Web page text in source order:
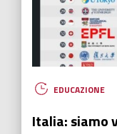
EDUCAZIONE
Italia: siamo